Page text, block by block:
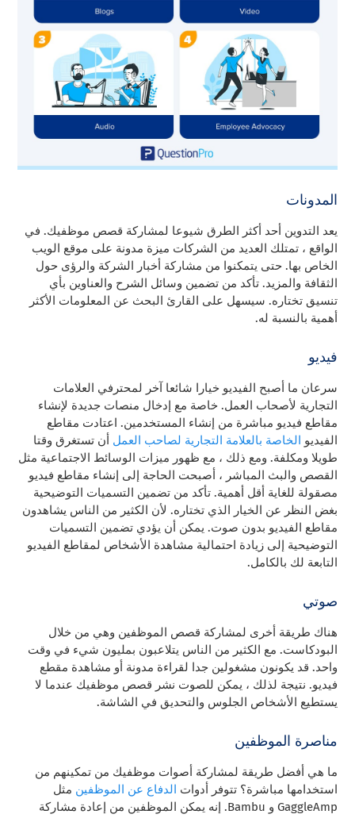
المدونات
يعد التدوين أحد أكثر الطرق شيوعا لمشاركة قصص موظفيك. في
الواقع ، تمتلك العديد من الشركات ميزة مدونة على موقع الويب
الخاص بها. حتى يتمكنوا من مشاركة أخبار الشركة والرؤى حول
الثقافة والمزيد. تأكد من تضمين وسائل الشرح والعناوين بأي
تنسيق تختاره. سيسهل على القارئ البحث عن المعلومات الأكثر
أهمية بالنسبة له.
فيديو
سرعان ما أصبح الفيديو خيارا شائعا آخر لمحترفي العلامات
التجارية لأصحاب العمل. خاصة مع إدخال منصات جديدة لإنشاء
مقاطع فيديو مباشرة من إنشاء المستخدمين. اعتادت مقاطع
الفيديو الخاصة بالعلامة التجارية لصاحب العمل أن تستغرق وقتا
طويلا ومكلفة. ومع ذلك ، مع ظهور ميزات الوسائط الاجتماعية مثل
القصص والبث المباشر ، أصبحت الحاجة إلى إنشاء مقاطع فيديو
مصقولة للغاية أقل أهمية. تأكد من تضمين التسميات التوضيحية
بغض النظر عن الخيار الذي تختاره. لأن الكثير من الناس يشاهدون
مقاطع الفيديو بدون صوت. يمكن أن يؤدي تضمين التسميات
التوضيحية إلى زيادة احتمالية مشاهدة الأشخاص لمقاطع الفيديو
التابعة لك بالكامل.
صوتي
هناك طريقة أخرى لمشاركة قصص الموظفين وهي من خلال
البودكاست. مع الكثير من الناس يتلاعبون بمليون شيء في وقت
واحد. قد يكونون مشغولين جدا لقراءة مدونة أو مشاهدة مقطع
فيديو. نتيجة لذلك ، يمكن للصوت نشر قصص موظفيك عندما لا
يستطيع الأشخاص الجلوس والتحديق في الشاشة.
مناصرة الموظفين
ما هي أفضل طريقة لمشاركة أصوات موظفيك من تمكينهم من
استخدامها مباشرة؟ تتوفر أدوات الدفاع عن الموظفين مثل
GaggleAmp و Bambu. إنه يمكن الموظفين من إعادة مشاركة